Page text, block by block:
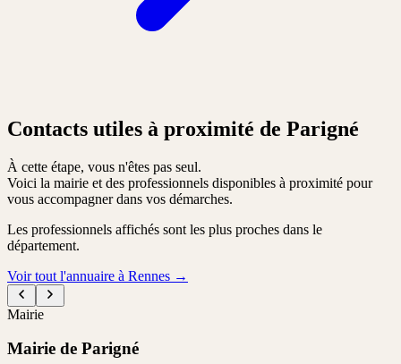
Contacts utiles à proximité de Parigné
À cette étape, vous n'êtes pas seul.
Voici la mairie et des professionnels disponibles à proximité pour
vous accompagner dans vos démarches.
Les professionnels affichés sont les plus proches dans le
département.
Voir tout l'annuaire à Rennes →
Mairie
Mairie de Parigné